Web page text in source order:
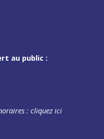
au public :
:cliquez ici